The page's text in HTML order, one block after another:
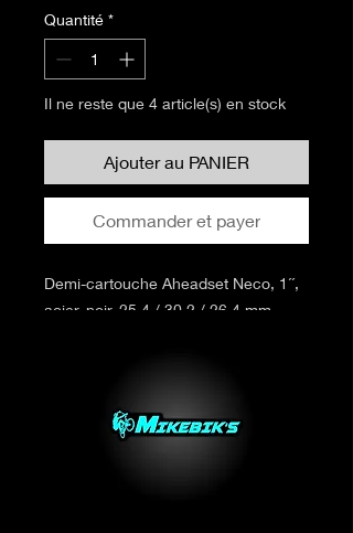
Quantité *
Il ne reste que 4 article(s) en stock
Ajouter au PANIER
Commander et payer
Demi-cartouche Aheadset Neco, 1´´,
acier, noir, 25,4 / 30,2 / 26,4 mm,